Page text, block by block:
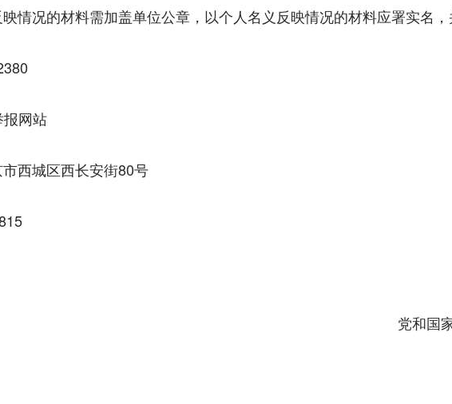
情况的材料需加盖单位公章，以个人名义反映情况的材料应署实名，
网站
西城区西长安街80号
党和国